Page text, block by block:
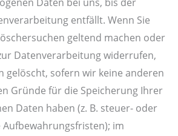
entfällt. Wenn Sie
geltend machen oder
Datenverarbeitung widerrufen,
gelöscht, sofern wir keine anderen
Gründe für die Speicherung Ihrer
Daten haben (z. B. steuer- oder
im